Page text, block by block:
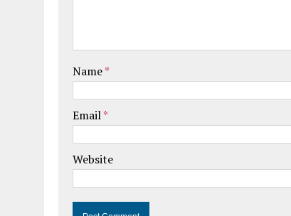
Name*
Email*
Website